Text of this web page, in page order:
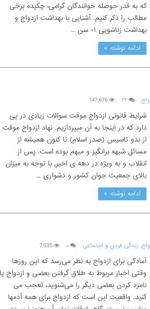
که به قدر حوصله خوانندگان گرامی، چکیده برخی
مطالب را ذکر کنیم. آشنایی با بهداشت ازدواج و
بهداشت زناشویی ۱- سن …
ادامه نوشته »
۲۲ 147,676
شرایط قانونی ازدواج موقت سوالات زیادی در پی
دارد که در اینجا به آن میپردازیم. نهاد ازدواج موقت
از بدو تاسیس (صدر اسلام) تا کنون همیشه از
مسائل شبهه برانگیز و مبهم بوده است. پس از
انقلاب و به ویژه در دهه ی اخیر٬ با توجه به میزان
بالای جمعیت جوان کشور و دشواری …
ادامه نوشته »
, زندگی فردی و اجتماعی ۰ 7,035
آمادگی برای ازدواج به نظر می‌رسد که این روزها
وقتی اخبار مربوط به طلاق گرفتن بعضی و ازدواج یا
نامزد کردن بعضی دیگر را می‌شنوید، تعجب می
کنید. واقعیت این است که ازدواج برای همه آدمها